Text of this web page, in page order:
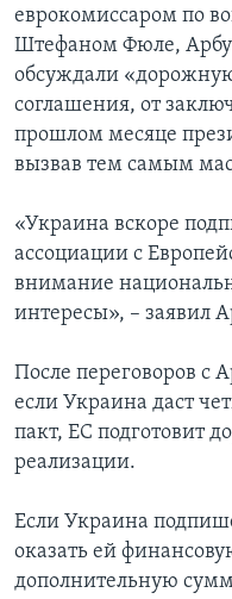
еврокомиссаром по
Штефаном Фюле,
обсуждали
соглашения, от
прошлом месяце
вызвав тем самым
«Украина вскоре
ассоциации с
внимание
интересы», – заявил
После переговоров с
если Украина даст
пакт, ЕС подготовит
реализации.
Если Украина
оказать ей
дополнительную